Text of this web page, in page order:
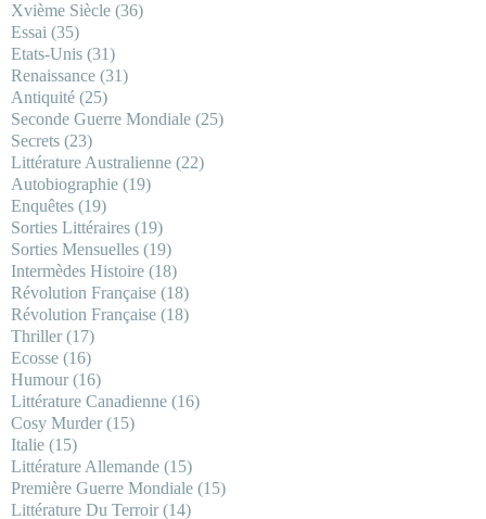
Xvième Siècle (36)
Essai (35)
Etats-Unis (31)
Renaissance (31)
Antiquité (25)
Seconde Guerre Mondiale (25)
Secrets (23)
Littérature Australienne (22)
Autobiographie (19)
Enquêtes (19)
Sorties Littéraires (19)
Sorties Mensuelles (19)
Intermèdes Histoire (18)
Révolution Française (18)
Révolution Française (18)
Thriller(17)
Ecosse (16)
Humour(16)
Littérature Canadienne (16)
Cosy Murder(15)
Italie (15)
Littérature Allemande (15)
Première Guerre Mondiale (15)
Littérature Du Terroir(14)